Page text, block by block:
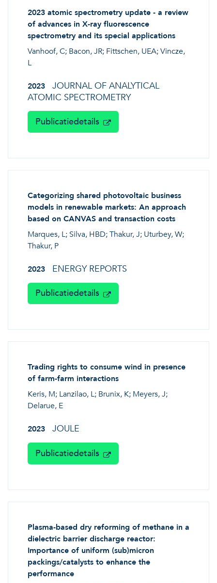
2023 atomic spectrometry update - a review
of advances in X-ray fluorescence
spectrometry and its special applications
Vanhoof, C; Bacon, JR; Fittschen, UEA; Vincze,
L
2023 JOURNAL OF ANALYTICAL
ATOMIC SPECTROMETRY
Publicatiedetails
Categorizing shared photovoltaic business
models in renewable markets: An approach
based on CANVAS and transaction costs
Marques, L; Silva, HBD; Thakur, J; Uturbey, W;
Thakur, P
2023 ENERGY REPORTS
Publicatiedetails
Trading rights to consume wind in presence
of farm-farm interactions
Keris, M; Lanzilao, L; Brunix, K; Meyers, J;
Delarue, E
2023 JOULE
Publicatiedetails
Plasma-based dry reforming of methane in a
dielectric barrier discharge reactor:
Importance of uniform (sub)micron
packings/catalysts to enhance the
performance